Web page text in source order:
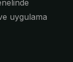
uygulama